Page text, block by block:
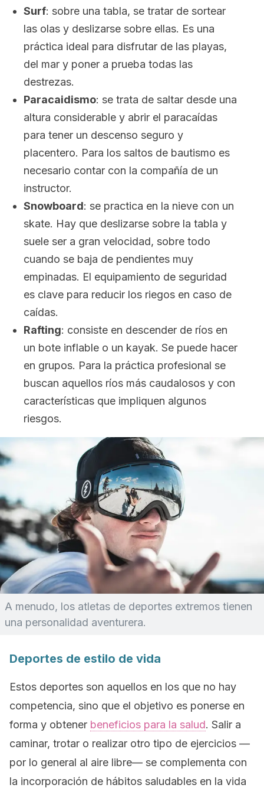
Surf: sobre una tabla, se tratar de sortear
las olas y deslizarse sobre ellas. Es una
práctica ideal para disfrutar de las playas,
del mar y poner a prueba todas las
destrezas.
Paracaidismo: se trata de saltar desde una
altura considerable y abrir el paracaídas
para tener un descenso seguro y
placentero. Para los saltos de bautismo es
necesario contar con la compañía de un
instructor.
Snowboard: se practica en la nieve con un
skate. Hay que deslizarse sobre la tabla y
suele ser a gran velocidad, sobre todo
cuando se baja de pendientes muy
empinadas. El equipamiento de seguridad
es clave para reducir los riegos en caso de
caídas.
Rafting: consiste en descender de ríos en
un bote inflable o un kayak. Se puede hacer
en grupos. Para la práctica profesional se
buscan aquellos ríos más caudalosos y con
características que impliquen algunos
riesgos.
A menudo, los atletas de deportes extremos tienen
una personalidad aventurera.
Deportes de estilo de vida
Estos deportes son aquellos en los que no hay
competencia, sino que el objetivo es ponerse en
forma y obtener beneficios para la salud. Salir a
caminar, trotar o realizar otro tipo de ejercicios —
por lo general al aire libre— se complementa con
la incorporación de hábitos saludables en la vida